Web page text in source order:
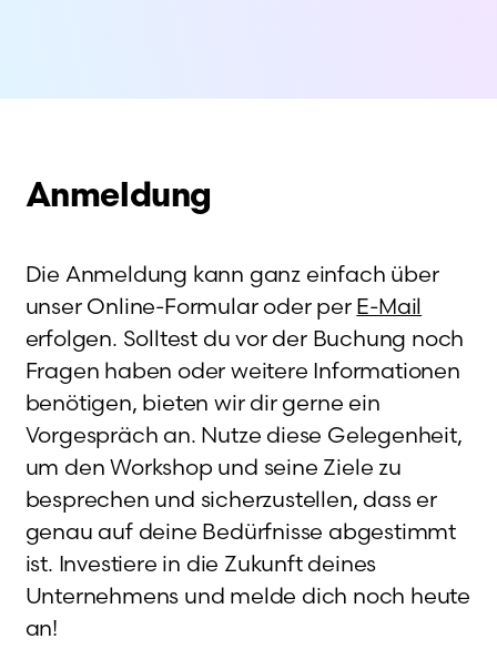
Anmeldung
Die Anmeldung kann ganz einfach über
unser Online-Formular oder per E-Mail
erfolgen. Solltest du vor der Buchung noch
Fragen haben oder weitere Informationen
benötigen, bieten wir dir gerne ein
Vorgespräch an. Nutze diese Gelegenheit,
um den Workshop und seine Ziele zu
besprechen und sicherzustellen, dass er
genau auf deine Bedürfnisse abgestimmt
ist. Investiere in die Zukunft deines
Unternehmens und melde dich noch heute
an!